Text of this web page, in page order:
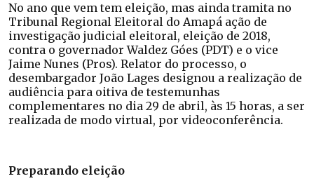
No ano que vem tem eleição, mas ainda tramita no
Tribunal Regional Eleitoral do Amapá ação de
investigação judicial eleitoral, eleição de 2018,
contra o governador Waldez Góes (PDT) e o vice
Jaime Nunes (Pros). Relator do processo, o
desembargador João Lages designou a realização de
audiência para oitiva de testemunhas
complementares no dia 29 de abril, às 15 horas, a ser
realizada de modo virtual, por videoconferência.
Preparando eleição